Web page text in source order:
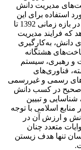
مدیریت دانش
استفاده برای این
فراتحلیل شامل 11 مقاله علمی پژوهشی در بازه زمانی 1392 تا
که فرایند مدیریت
‌به‌کارگیری
هشتگانه
و رهبری، سیستم
فناوری‌های
رسمی و غیررسمی
صحیح در کسب دانش
و تبیین
اسلامی با توجه
و ارزش آن در
متعدد چنان
تنها هدف زیستن